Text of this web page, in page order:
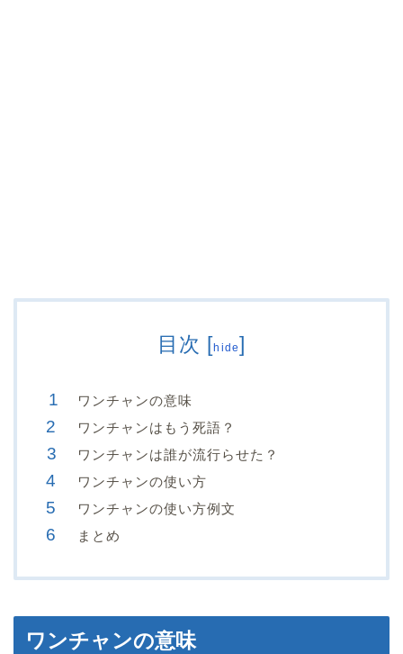
目次 [hide]
ワンチャンの意味
ワンチャンはもう死語？
ワンチャンは誰が流行らせた？
ワンチャンの使い方
ワンチャンの使い方例文
まとめ
ワンチャンの意味